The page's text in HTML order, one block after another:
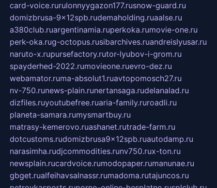
card-voice.rurulonnyygazon177.rusnow-guard.ru
domizbrusa-9x12spb.rudemaholding.ruaalse.ru
a380club.ruargentinamia.ruperkoka.rumovie-one.ru
perk-oka.rug-octopus.rusibarchives.ruandreislyusar.ru
naruto-x.rupursefactory.rutor-lyubov-i-grom.ru
spayderhed-2022.rumovieone.ruevro-dez.ru
webamator.ruma-absolut1.ruavtopomosch27.ru
nv-750.runews-plain.runertansaga.rudelanalad.ru
dizfiles.ruyoutubefree.ruaria-family.ruroadli.ru
planeta-samara.rumysmartbuy.ru
matrasy-kemerovo.ruashanet.rutrade-farm.ru
dotcustoms.rudomizbrusa9x12spb.ruautodamp.ru
narasimha.rudjcommodities.runv750.rux-ton.ru
newsplain.rucardvoice.rumodopaper.rumanunae.ru
gbget.rualfeihavsalnassr.rumadoma.rutajuncos.ru